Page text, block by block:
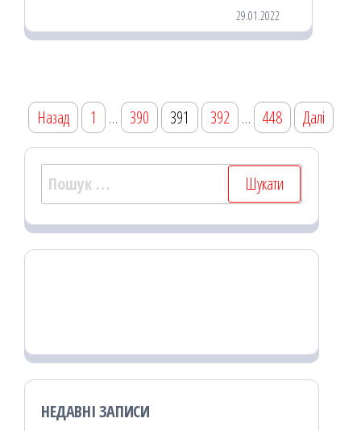
oo od ит 29.01.2022
Пагінація
записів
Назад 1 … 390 391 392 … 448 Далі
Пошук:
НЕДАВНІ ЗАПИСИ